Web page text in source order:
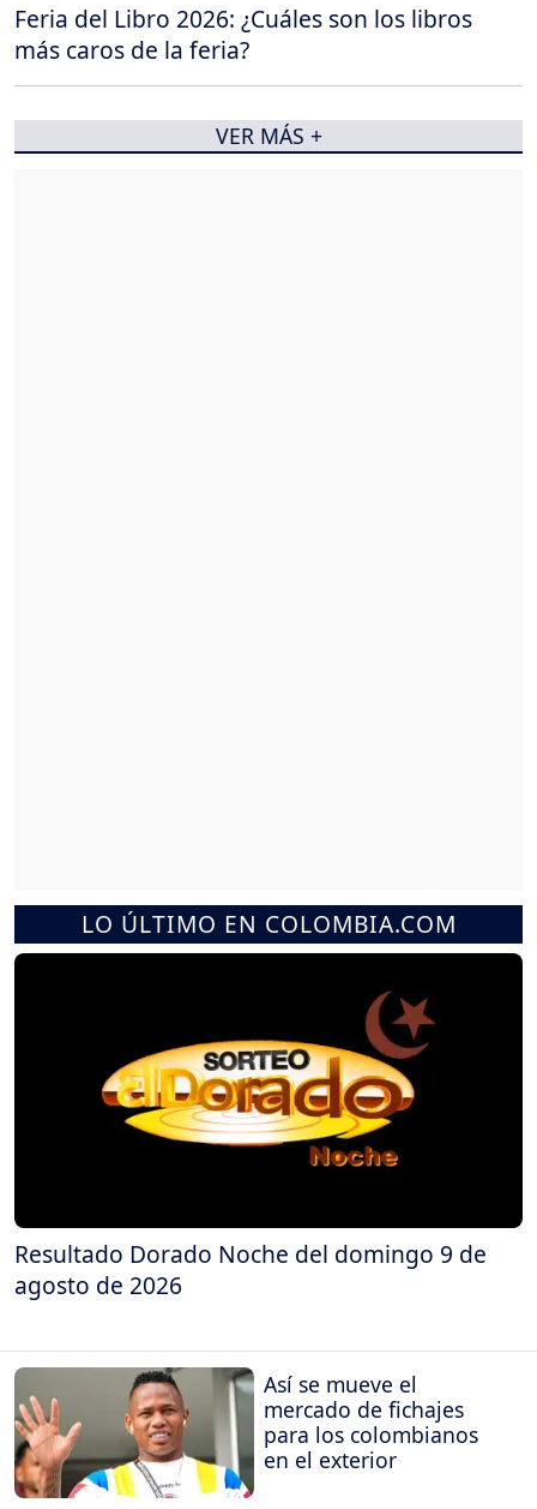
LO ÚLTIMO EN COLOMBIA.COM
Resultado Dorado Noche del domingo 9 de
agosto de 2026
Así se mueve el
mercado de fichajes
para los colombianos
en el exterior
Feria del Libro 2026: ¿Cuáles son los libros
más caros de la feria?
VER MÁS +